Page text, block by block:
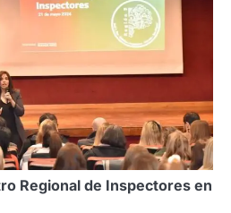
Regional de Inspectores en